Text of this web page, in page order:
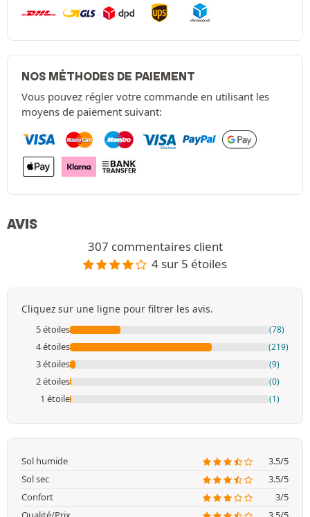
NOS MÉTHODES DE PAIEMENT
Vous pouvez régler votre commande en utilisant les
moyens de paiement suivant:
AVIS
307 commentaires client
4 sur 5 étoiles
Cliquez sur une ligne pour filtrer les avis.
5 étoiles (78)
4 étoiles (219)
3 étoiles (9)
2 étoiles (0)
1 étoile (1)
Sol humide
3.5/5
Sol sec
3.5/5
Confort
3/5